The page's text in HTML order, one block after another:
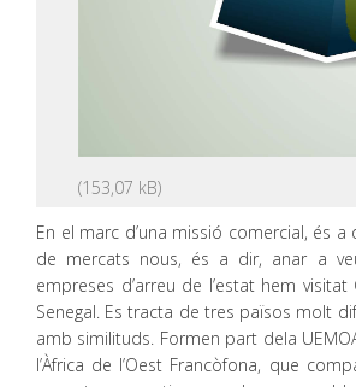
En el marc d’una missió comercial, és
de mercats nous, és a dir, anar a
empreses d’arreu de l’estat hem visitat
Senegal. Es tracta de tres països molt
amb similituds. Formen part dela
l’Àfrica de l’Oest Francòfona, que